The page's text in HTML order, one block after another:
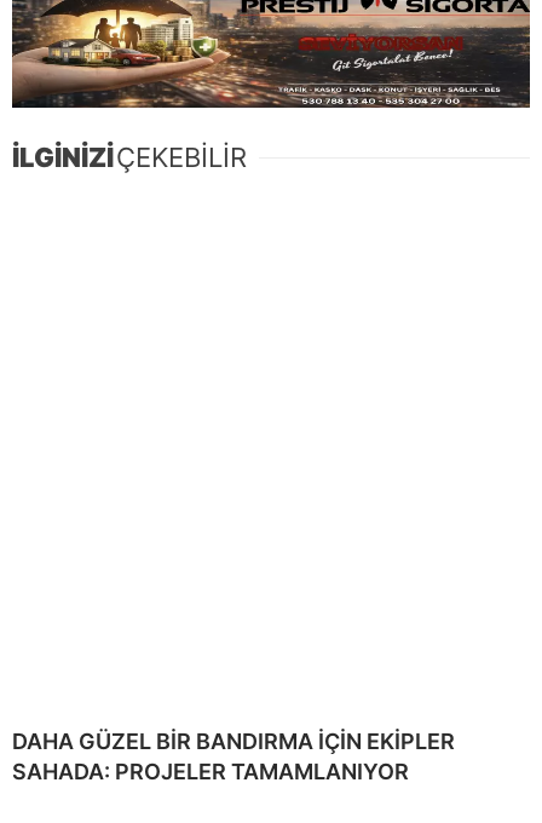
İLGİNİZİÇEKEBİLİR
DAHA GÜZEL BİR BANDIRMA İÇİN EKİPLER
SAHADA: PROJELER TAMAMLANIYOR